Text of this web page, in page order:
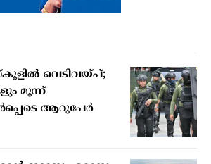
വെടിവയ്പ്;
മൂന്ന്
ആറുപേര്‍